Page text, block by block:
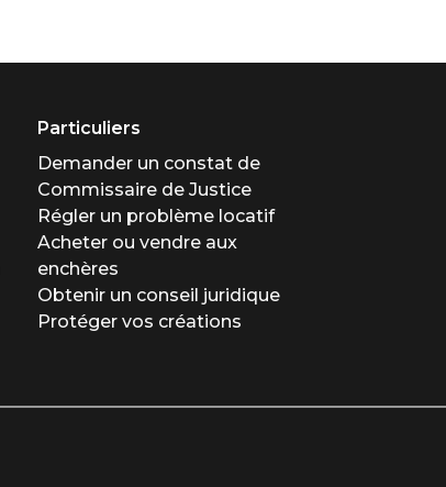
Particuliers
Demander un constat de
Commissaire de Justice
Régler un problème locatif
Acheter ou vendre aux
enchères
Obtenir un conseil juridique
Protéger vos créations